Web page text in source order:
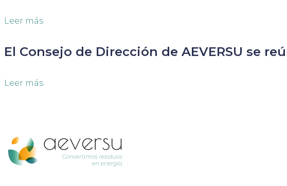
Leer más
El Consejo de Dirección de AEVERSU se
Leer más